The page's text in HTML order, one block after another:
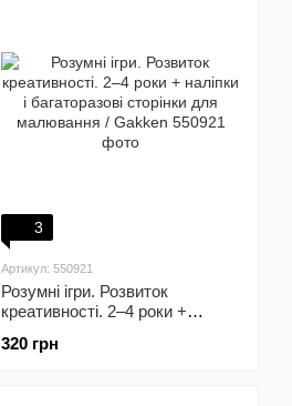
3
Артикул: 550921
Розумні ігри. Розвиток
креативності. 2–4 роки +
для малювання / Gakken
320 грн